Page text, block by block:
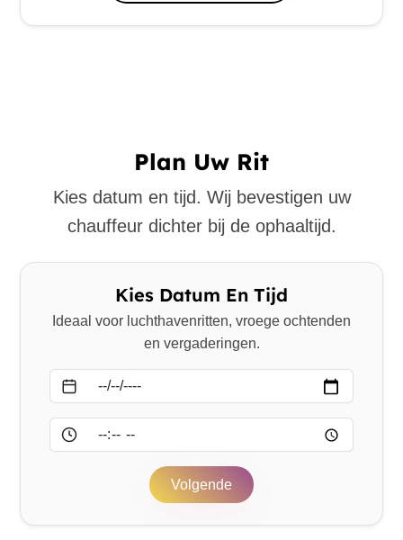
Plan Uw Rit
Kies datum en tijd. Wij bevestigen uw
chauffeur dichter bij de ophaaltijd.
Kies Datum En Tijd
Ideaal voor luchthavenritten, vroege ochtenden
en vergaderingen.
Volgende